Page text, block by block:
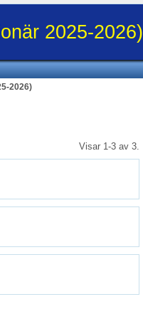
2025-2026)
2026)
Visar 1-3 av 3.